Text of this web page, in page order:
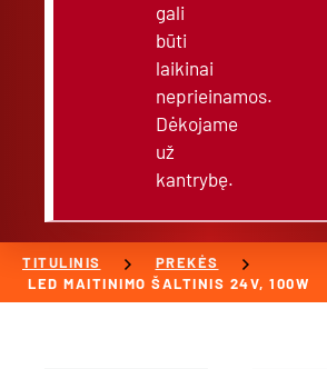
gali
būti
laikinai
neprieinamos.
Dėkojame
už
kantrybę.
TITULINIS chevron_right PREKĖS chevron_right
LED MAITINIMO ŠALTINIS 24V, 100W